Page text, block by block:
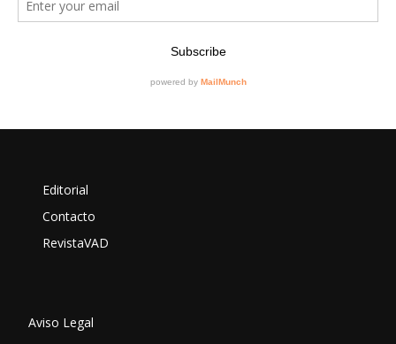
Editorial
Contacto
RevistaVAD
Aviso Legal